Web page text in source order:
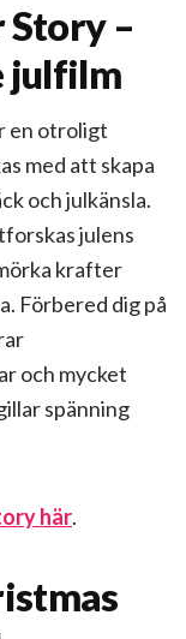
–
julfilm
en otroligt
med att skapa
och julkänsla.
julens
krafter
Förbered dig på
och mycket
spänning
här.